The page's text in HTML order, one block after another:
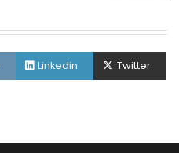
Linkedin Twitter